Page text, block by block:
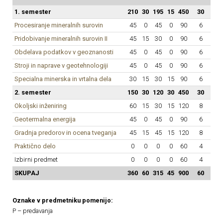
1. semester 210 30 195 15 450
30
Procesiranje mineralnih surovin
45 0 45 0 90
6
Pridobivanje mineralnih surovin II
45 15 30 0 90
6
Obdelava podatkov v geoznanosti
45 0 45 0 90
6
Stroji in naprave v geotehnologiji
45 0 45 0 90
6
Specialna minerska in vrtalna dela
30 15 30 15 90
6
2. semester
150 30 120 30 450
30
Okoljski inženiring
60 15 30 15 120
8
Geotermalna energija
45 0 45 0 90
6
Gradnja predorov in ocena tveganja
45 15 45 15 120
8
Praktično delo
0 0 0 0 60
4
Izbirni predmet
0 0 0 0 60
4
SKUPAJ
360 60 315 45 900 60
Oznake v predmetniku pomenijo:
P – predavanja